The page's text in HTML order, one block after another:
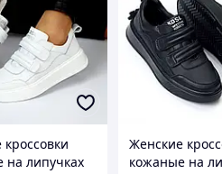
на липучках
Женские
кожаные на